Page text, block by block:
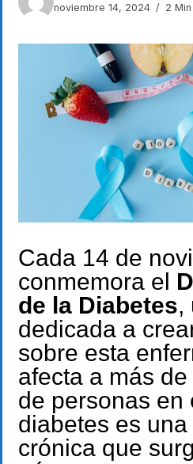
noviembre 14, 2024
2
Cada 14 de
conmemora el
de la Diabetes,
dedicada a
sobre esta
afecta a más
de personas en
diabetes es
crónica que